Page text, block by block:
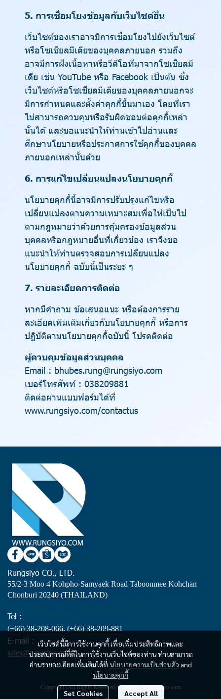
5. การเชื่อมโยงข้อมูลกับเว็บไซต์อื่น
เว็บไซต์ของเราอาจมีการเชื่อมโยงไปยังเว็บไซต์
หรือโซเชียลมีเดียของบุคคลภายนอก รวมถึง
อาจมีการฝังเนื้อหาหรือวีดีโอที่มาจากโซเชียลมี
เดีย เช่น YouTube หรือ Facebook เป็นต้น ซึ่ง
เว็บไซต์หรือโซเชียลมีเดียของบุคคลภายนอกจะ
มีการกำหนดและตั้งค่าคุกกี้ขึ้นมาเอง โดยที่เรา
ไม่สามารถควบคุมหรือรับผิดชอบต่อคุกกี้เหล่า
นั้นได้ และขอแนะนำให้ท่านเข้าไปอ่านและ
ศึกษานโยบายหรือประกาศการใช้คุกกี้ของบุคคล
ภายนอกเหล่านั้นด้วย
6. การแก้ไขเปลี่ยนแปลงนโยบายคุกกี้
นโยบายคุกกี้นี้อาจมีการปรับปรุงแก้ไขหรือ
เปลี่ยนแปลงตามความเหมาะสมเพื่อให้เป็นไป
ตามกฎหมายว่าด้วยการคุ้มครองข้อมูลส่วน
บุคคลหรือกฎหมายอื่นที่เกี่ยวข้อง เราจึงขอ
แนะนำให้ท่านตรวจสอบการเปลี่ยนแปลง
นโยบายคุกกี้ ฉบับนี้เป็นระยะ ๆ
7. รายละเอียดการติดต่อ
หากมีคำถาม ข้อเสนอแนะ หรือต้องการราย
ละเอียดเพิ่มเติมเกี่ยวกับนโยบายคุกกี้ หรือการ
ปฏิบัติตามนโยบายคุกกี้ฉบับนี้ โปรดติดต่อ
ผู้ควบคุมข้อมูลส่วนบุคคล
Email : bhubes.rung@rungsiyo.com
เบอร์โทรศัพท์ : 038209881
ติดต่อผ่านแบบฟอร์มได้ที่
www.rungsiyo.com/contactus
เว็บไซต์นี้มีการใช้งานคุกกี้ เพื่อเพิ่มประสิทธิภาพและ
ประสบการณ์ที่ดีในการใช้งานเว็บไซต์ของท่าน ท่านสามารถ
อ่านรายละเอียดเพิ่มเติมได้ที่ นโยบายความเป็นส่วนตัว and
นโยบายคุกกี้
Set Cookies Accept All
Rungsiyo CO., LTD.
55/2-3 Moo 4 Kohpho-Samyaek Road Taboonmee Kohchan
Chonburi 20240 (THAILAND)
Tel :
(+66) 38-208-066, (+66) 38-209-881
E-mail :
sales@rungsiyo.com
Copyright | All Rights Reserved | Powered by rungsiyo.com